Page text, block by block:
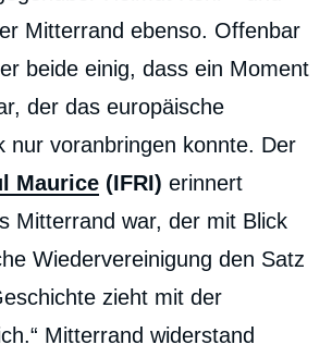
Mitterrand ebenso. Offenbar
beide einig, dass ein Moment
der das europäische
nur voranbringen konnte. Der
Maurice (IFRI) erinnert
Mitterrand war, der mit Blick
Wiedervereinigung den Satz
zieht mit der
Mitterrand widerstand